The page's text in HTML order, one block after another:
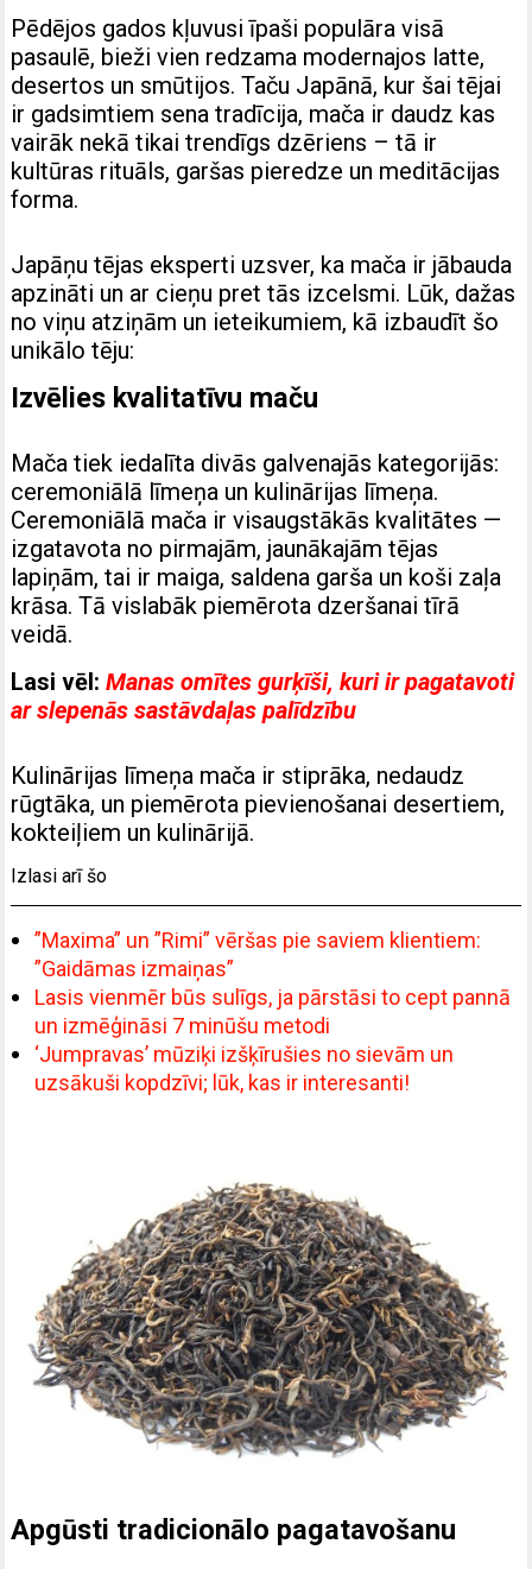
Pēdējos gados kļuvusi īpaši populāra visā
pasaulē, bieži vien redzama modernajos latte,
desertos un smūtijos. Taču Japānā, kur šai tējai
ir gadsimtiem sena tradīcija, mača ir daudz kas
vairāk nekā tikai trendīgs dzēriens – tā ir
kultūras rituāls, garšas pieredze un meditācijas
forma.
Japāņu tējas eksperti uzsver, ka mača ir jābauda
apzināti un ar cieņu pret tās izcelsmi. Lūk, dažas
no viņu atziņām un ieteikumiem, kā izbaudīt šo
unikālo tēju:
Izvēlies kvalitatīvu maču
Mača tiek iedalīta divās galvenajās kategorijās:
ceremoniālā līmeņa un kulinārijas līmeņa.
Ceremoniālā mača ir visaugstākās kvalitātes —
izgatavota no pirmajām, jaunākajām tējas
lapiņām, tai ir maiga, saldena garša un koši zaļa
krāsa. Tā vislabāk piemērota dzeršanai tīrā
veidā.
Lasi vēl:Manas omītes gurķīši, kuri ir pagatavoti
ar slepenās sastāvdaļas palīdzību
Kulinārijas līmeņa mača ir stiprāka, nedaudz
rūgtāka, un piemērota pievienošanai desertiem,
kokteiļiem un kulinārijā.
Izlasi arī šo
”Maxima” un ”Rimi” vēršas pie saviem klientiem:
”Gaidāmas izmaiņas”
Lasis vienmēr būs sulīgs, ja pārstāsi to cept pannā
un izmēģināsi 7 minūšu metodi
‘Jumpravas’ mūziķi izšķīrušies no sievām un
uzsākuši kopdzīvi; lūk, kas ir interesanti!
Apgūsti tradicionālo pagatavošanu